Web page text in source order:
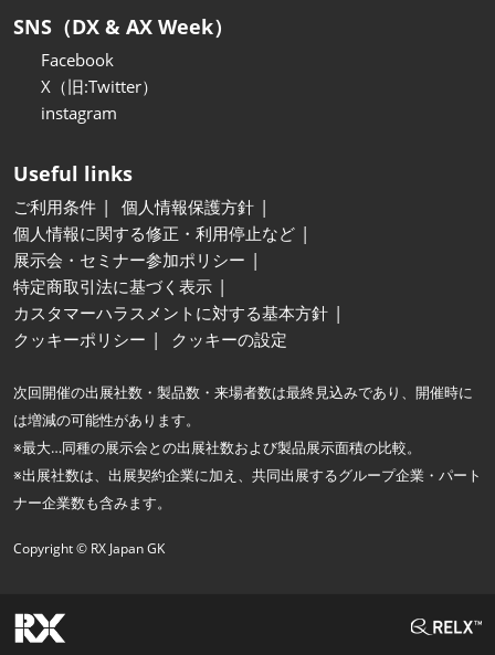
SNS（DX & AX Week）
Facebook
X（旧:Twitter）
instagram
Useful links
ご利用条件
個人情報保護方針
個人情報に関する修正・利用停止など
展示会・セミナー参加ポリシー
特定商取引法に基づく表示
カスタマーハラスメントに対する基本方針
クッキーポリシー
クッキーの設定
次回開催の出展社数・製品数・来場者数は最終見込みであり、開催時に
は増減の可能性があります。
※最大…同種の展示会との出展社数および製品展示面積の比較。
※出展社数は、出展契約企業に加え、共同出展するグループ企業・パート
ナー企業数も含みます。
Copyright © RX Japan GK